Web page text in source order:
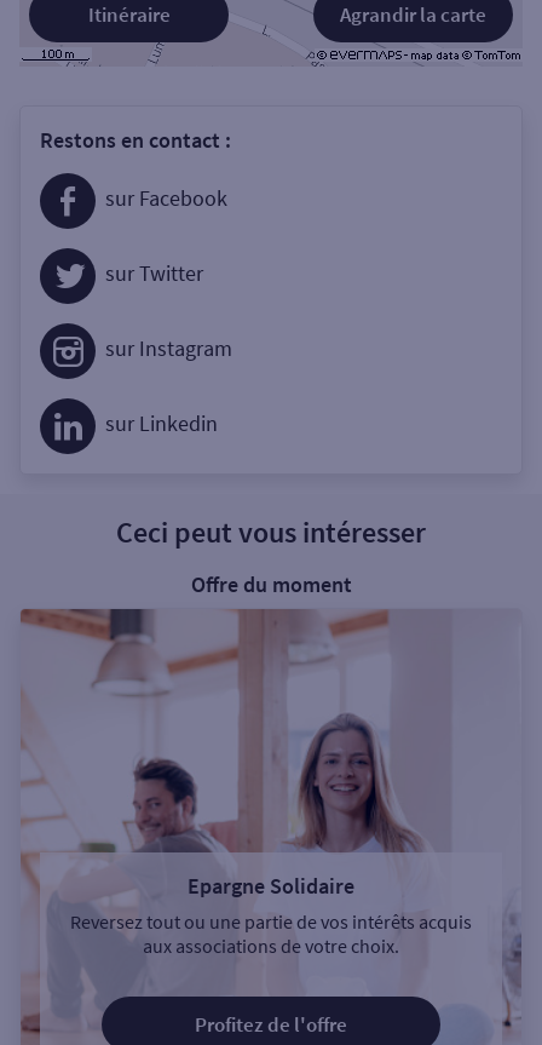
Agrandir la carte
Itinéraire
Restons en contact :
sur Facebook
sur Twitter
sur Instagram
sur Linkedin
Ceci peut vous intéresser
Offre du moment
Epargne Solidaire
Reversez tout ou une partie de vos intérêts acquis
aux associations de votre choix.
Profitez de l'offre